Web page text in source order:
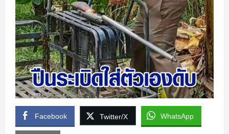
Facebook Twitter/X WhatsApp